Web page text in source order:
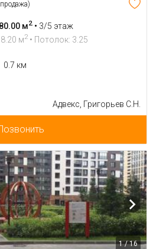
м2 • 3/5 этаж
м2 • Потолок: 3.25
0.7 км
Адвекс, Григорьев С.Н.
1 / 16